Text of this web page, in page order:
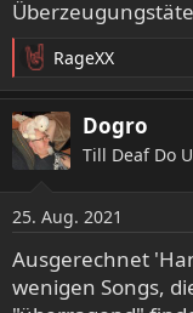
R
e
a
k
t
n
e
n
:
RageXX
Dogro
Till Deaf Do
25. Aug. 2021
Ausgerechnet
wenigen Songs,